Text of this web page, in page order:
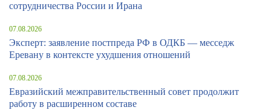
сотрудничества России и Ирана
07.08.2026
Эксперт: заявление постпреда РФ в ОДКБ — месседж
Еревану в контексте ухудшения отношений
07.08.2026
Евразийский межправительственный совет продолжит
работу в расширенном составе